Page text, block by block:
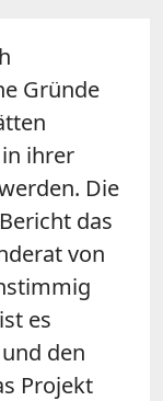
Gründe
ihrer
Die
das
von
es
den
Projekt